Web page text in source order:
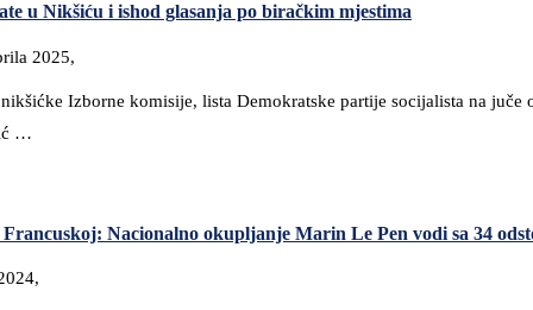
u Nikšiću i ishod glasanja po biračkim mjestima
2025,
Izborne komisije, lista Demokratske partije socijalista na
…
Nacionalno okupljanje Marin Le Pen vodi sa 34